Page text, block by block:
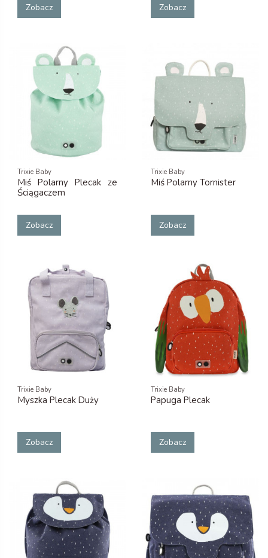
Zobacz Zobacz
Trixie Baby
Miś Polarny Plecak ze
Ściągaczem
Zobacz
Trixie Baby
Miś Polarny Tornister
Zobacz
Trixie Baby
Myszka Plecak Duży
Zobacz
Trixie Baby
Papuga Plecak
Zobacz